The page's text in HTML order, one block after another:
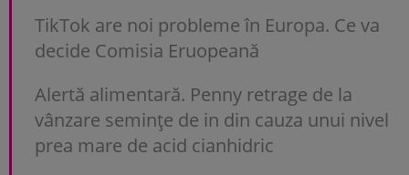
TikTok are noi probleme în Europa. Ce va
decide Comisia Eruopeană
Alertă alimentară. Penny retrage de la
vânzare semințe de in din cauza unui nivel
prea mare de acid cianhidric